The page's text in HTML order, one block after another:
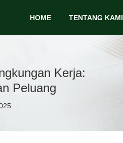
HOME TENTANG KAMI
Kerja:
Peluang